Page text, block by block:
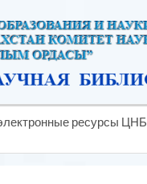
ресурсы ЦНБ